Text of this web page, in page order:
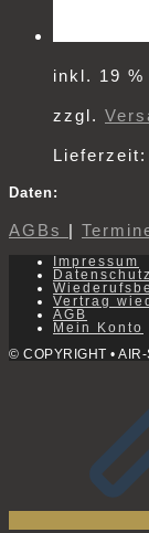
inkl. 19 %
zzgl.
Lieferzeit:
Daten:
AGBs |
Impressum
Vertrag
AGB
Mein Konto
© COPYRIGHT •